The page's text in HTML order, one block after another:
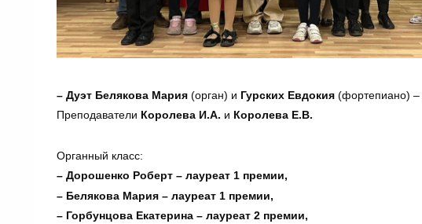
– Дуэт Белякова Мария (орган) и Гурских Евдокия (фортепиано) –
Преподаватели Королева И.А. и Королева Е.В.
Органный класс:
– Дорошенко Роберт – лауреат 1 премии,
– Белякова Мария – лауреат 1 премии,
– Горбунцова Екатерина – лауреат 2 премии,